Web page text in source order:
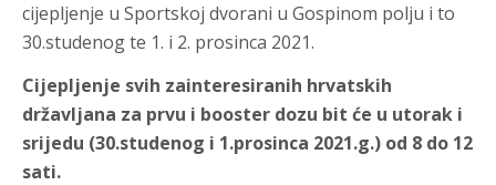
cijepljenje u Sportskoj dvorani u Gospinom polju i to
30.studenog te 1. i 2. prosinca 2021.
Cijepljenje svih zainteresiranih hrvatskih
državljana za prvu i booster dozu bit će u utorak i
srijedu (30.studenog i 1.prosinca 2021.g.) od 8 do 12
sati.